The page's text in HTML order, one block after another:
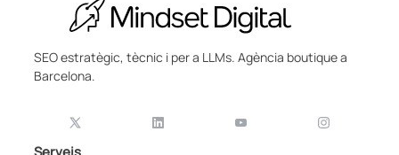
SEO estratègic, tècnic i per a LLMs. Agència boutique a
Barcelona.
Serveis